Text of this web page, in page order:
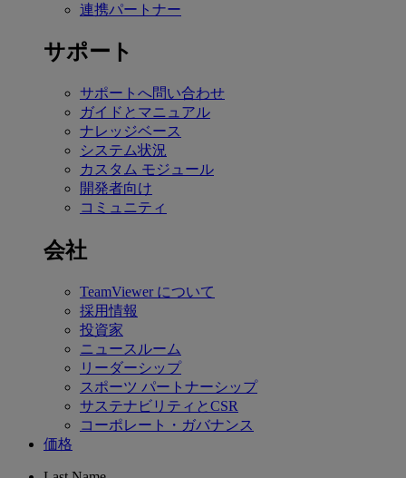
連携パートナー
サポート
サポートへ問い合わせ
ガイドとマニュアル
ナレッジベース
システム状況
カスタム モジュール
開発者向け
コミュニティ
会社
TeamViewer について
採用情報
投資家
ニュースルーム
リーダーシップ
スポーツ パートナーシップ
サステナビリティとCSR
コーポレート・ガバナンス
価格